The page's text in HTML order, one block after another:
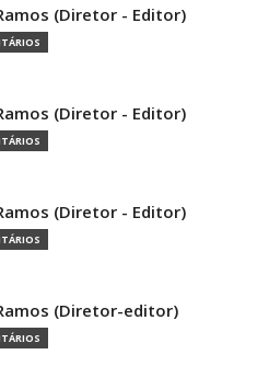
(Diretor - Editor)
(Diretor - Editor)
(Diretor - Editor)
(Diretor-editor)